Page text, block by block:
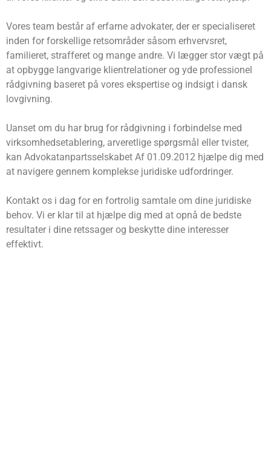
Vores team består af erfarne advokater, der er specialiseret
inden for forskellige retsområder såsom erhvervsret,
familieret, strafferet og mange andre. Vi lægger stor vægt på
at opbygge langvarige klientrelationer og yde professionel
rådgivning baseret på vores ekspertise og indsigt i dansk
lovgivning.
Uanset om du har brug for rådgivning i forbindelse med
virksomhedsetablering, arveretlige spørgsmål eller tvister,
kan Advokatanpartsselskabet Af 01.09.2012 hjælpe dig med
at navigere gennem komplekse juridiske udfordringer.
Kontakt os i dag for en fortrolig samtale om dine juridiske
behov. Vi er klar til at hjælpe dig med at opnå de bedste
resultater i dine retssager og beskytte dine interesser
effektivt.